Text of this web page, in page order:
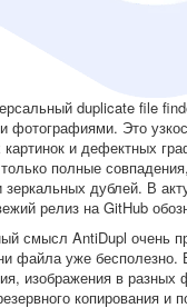
duplicate file
фотографиями. Это
и дефектных
полные
дублей. В
релиз на GitHub
смысл AntiDupl очень
файла уже
изображения в разных
копирования